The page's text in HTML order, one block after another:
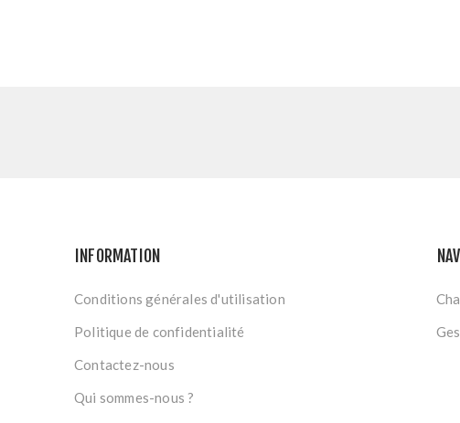
INFORMATION
Conditions générales d'utilisation
Politique de confidentialité
Contactez-nous
Qui sommes-nous ?